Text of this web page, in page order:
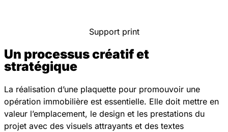
Support print
Un processus créatif et
stratégique
La réalisation d’une plaquette pour promouvoir une
opération immobilière est essentielle. Elle doit mettre en
valeur l’emplacement, le design et les prestations du
projet avec des visuels attrayants et des textes